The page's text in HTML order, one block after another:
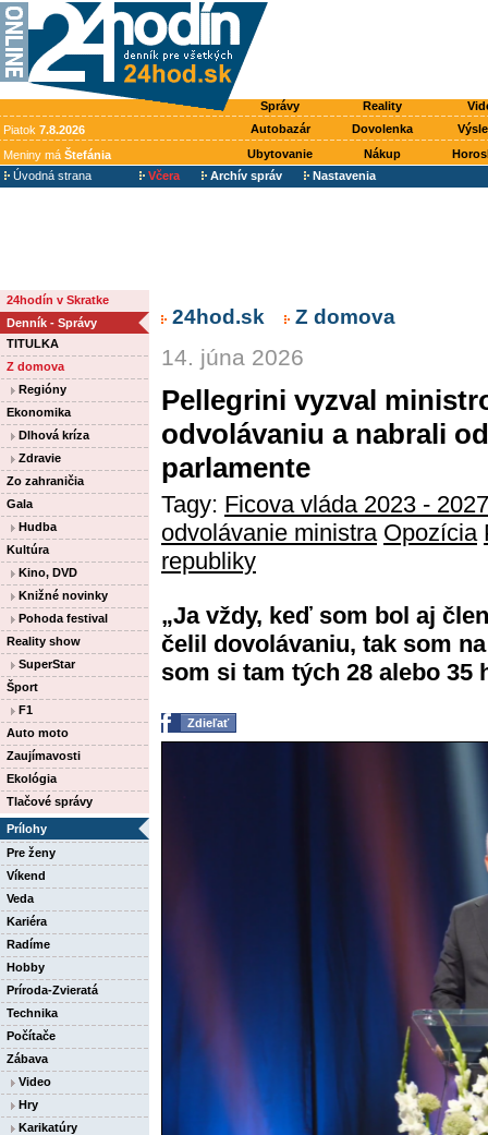
Správy Reality
Piatok 7.8.2026 Autobazár Dovolenka
Meniny má Štefánia Ubytovanie Nákup
Úvodná strana
Včera Archív správ Nastavenia
24hodín v Skratke
Denník - Správy
TITULKA
Z domova
Regióny
Ekonomika
Dlhová kríza
Zdravie
Zo zahraničia
Gala
Hudba
Kultúra
Kino, DVD
Knižné novinky
Pohoda festival
Reality show
SuperStar
Šport
F1
Auto moto
Zaujímavosti
Ekológia
Tlačové správy
Prílohy
Pre ženy
Víkend
Veda
Kariéra
Radíme
Hobby
Príroda-Zvieratá
Technika
Počítače
Zábava
Video
Hry
Karikatúry
24hod.sk Z domova
14. júna 2026
Pellegrini vyzval
odvolávaniu a nabrali
parlamente
Tagy: Ficova vláda 2023 -
odvolávanie ministra Opozícia
republiky
„Ja vždy, keď som bol aj
čelil dovolávaniu, tak som
som si tam tých 28 alebo
Zdieľať